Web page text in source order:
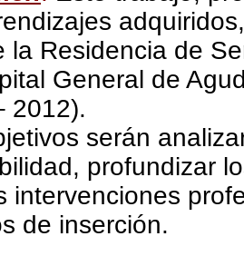
la Residencia de
General de
2012).
serán
profundizar
intervenciones
de inserción.